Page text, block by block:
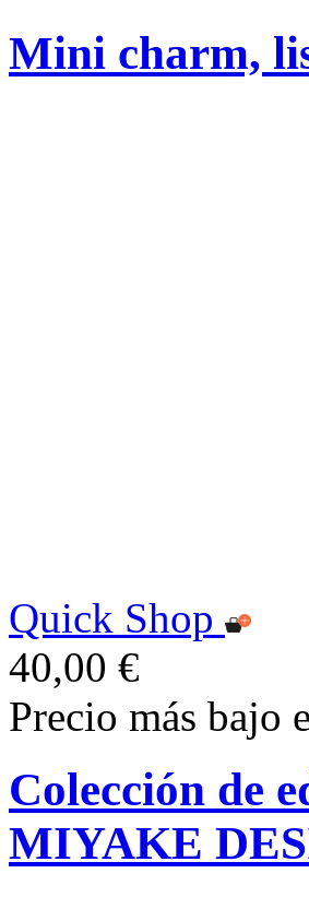
Mini charm,
Quick Shop
40,00 €
Precio más bajo
Colección de
MIYAKE